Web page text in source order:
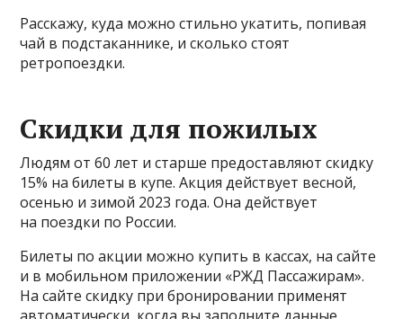
Расскажу, куда можно стильно укатить, попивая
чай в подстаканнике, и сколько стоят
ретропоездки.
Скидки для пожилых
Людям от 60 лет и старше предоставляют скидку
15% на билеты в купе. Акция действует весной,
осенью и зимой 2023 года. Она действует
на поездки по России.
Билеты по акции можно купить в кассах, на сайте
и в мобильном приложении «РЖД Пассажирам».
На сайте скидку при бронировании применят